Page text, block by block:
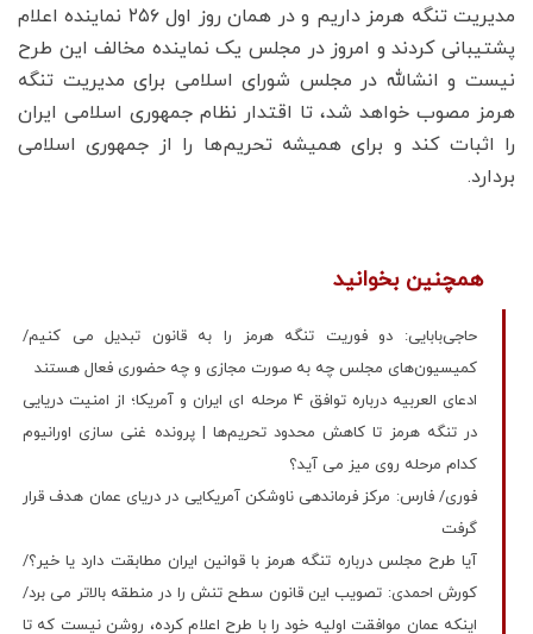
مدیریت تنگه هرمز داریم و در همان روز اول ۲۵۶ نماینده اعلام
پشتیبانی کردند و امروز در مجلس یک نماینده مخالف این طرح
نیست و انشالله در مجلس شورای اسلامی برای مدیریت تنگه
هرمز مصوب خواهد شد، تا اقتدار نظام جمهوری اسلامی ایران
را اثبات کند و برای همیشه تحریم‌ها را از جمهوری اسلامی
بردارد.
همچنین بخوانید
حاجی‌بابایی: دو فوریت تنگه هرمز را به قانون تبدیل می‌ کنیم/
کمیسیون‌های مجلس چه به صورت مجازی و چه حضوری فعال هستند
ادعای العربیه درباره توافق 4 مرحله ای ایران و آمریکا؛ از امنیت دریایی
در تنگه هرمز تا کاهش محدود تحریم‌ها | پرونده غنی سازی اورانیوم
کدام مرحله روی میز می آید؟
فوری/ فارس: مرکز فرماندهی ناوشکن آمریکایی در دریای عمان هدف قرار
گرفت
آیا طرح مجلس درباره تنگه هرمز با قوانین ایران مطابقت دارد یا خیر؟/
کورش احمدی: تصویب این قانون سطح تنش را در منطقه بالاتر می برد/
اینکه عمان موافقت اولیه خود را با طرح اعلام کرده، روشن نیست که تا